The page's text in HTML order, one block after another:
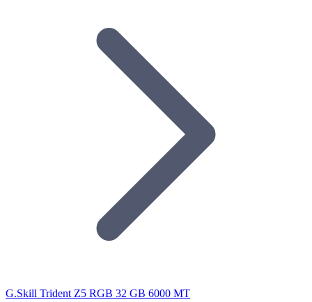
G.Skill Trident Z5 RGB 32 GB 6000 MT